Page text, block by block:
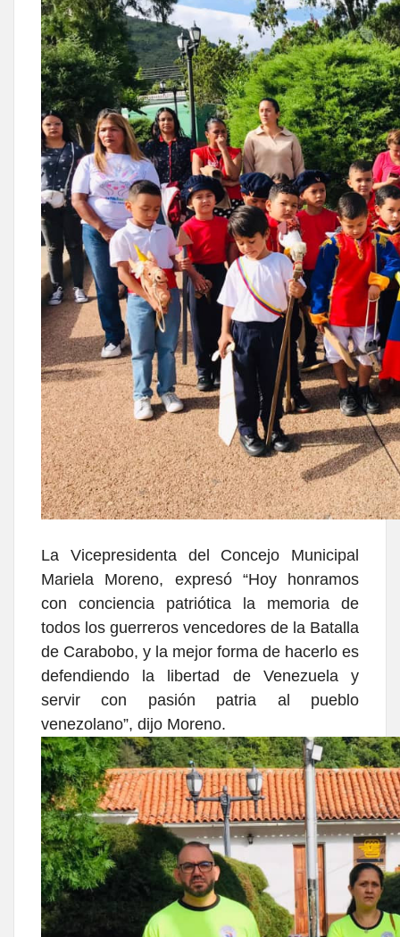
La Vicepresidenta del Concejo Municipal
Mariela Moreno, expresó “Hoy honramos
con conciencia patriótica la memoria de
todos los guerreros vencedores de la Batalla
de Carabobo, y la mejor forma de hacerlo es
defendiendo la libertad de Venezuela y
servir con pasión patria al pueblo
venezolano”, dijo Moreno.